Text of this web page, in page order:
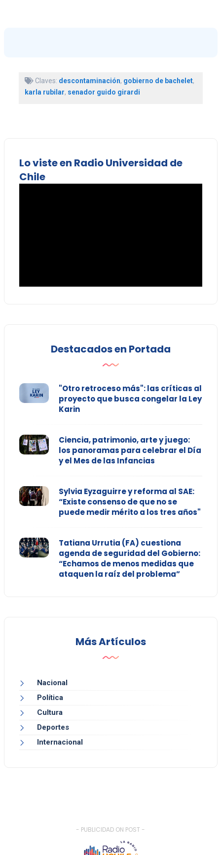
Claves: descontaminación, gobierno de bachelet,
karla rubilar, senador guido girardi
Lo viste en Radio Universidad de
Chile
Destacados en Portada
"Otro retroceso más": las críticas al
proyecto que busca congelar la Ley
Karin
Ciencia, patrimonio, arte y juego:
los panoramas para celebrar el Día
y el Mes de las Infancias
Sylvia Eyzaguirre y reforma al SAE:
“Existe consenso de que no se
puede medir mérito a los tres años"
Tatiana Urrutia (FA) cuestiona
agenda de seguridad del Gobierno:
“Echamos de menos medidas que
ataquen la raíz del problema”
Más Artículos
Nacional
Política
Cultura
Deportes
Internacional
- PUBLICIDAD ON POST -